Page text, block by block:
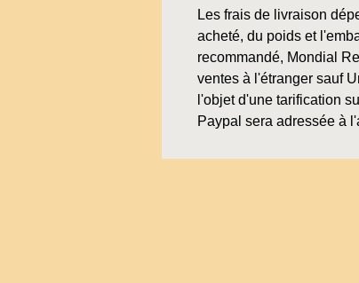
Les frais de livraison
acheté, du poids et
recommandé, Mondial
ventes à l'étranger sauf
l'objet d'une tarification
Paypal sera adressée à